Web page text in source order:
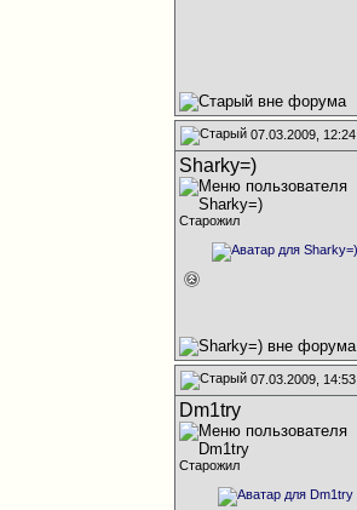
07.03.2009, 12:24
Sharky=)
Старожил
07.03.2009, 14:53
Dm1try
Старожил